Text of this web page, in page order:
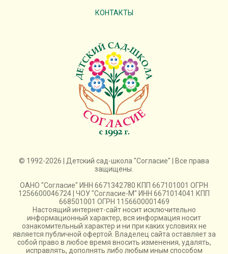
КОНТАКТЫ
© 1992-2026 | Детский сад-школа "Согласие" | Все права
защищены.
ОАНО "Согласие" ИНН 6671342780 КПП 667101001 ОГРН
1256600046724 | ЧОУ "Согласие-М" ИНН 6671014041 КПП
668501001 ОГРН 1156600001469
Настоящий интернет-сайт носит исключительно
информационный характер, вся информация носит
ознакомительный характер и ни при каких условиях не
является публичной офертой. Владелец сайта оставляет за
собой право в любое время вносить изменения, удалять,
исправлять, дополнять либо любым иным способом